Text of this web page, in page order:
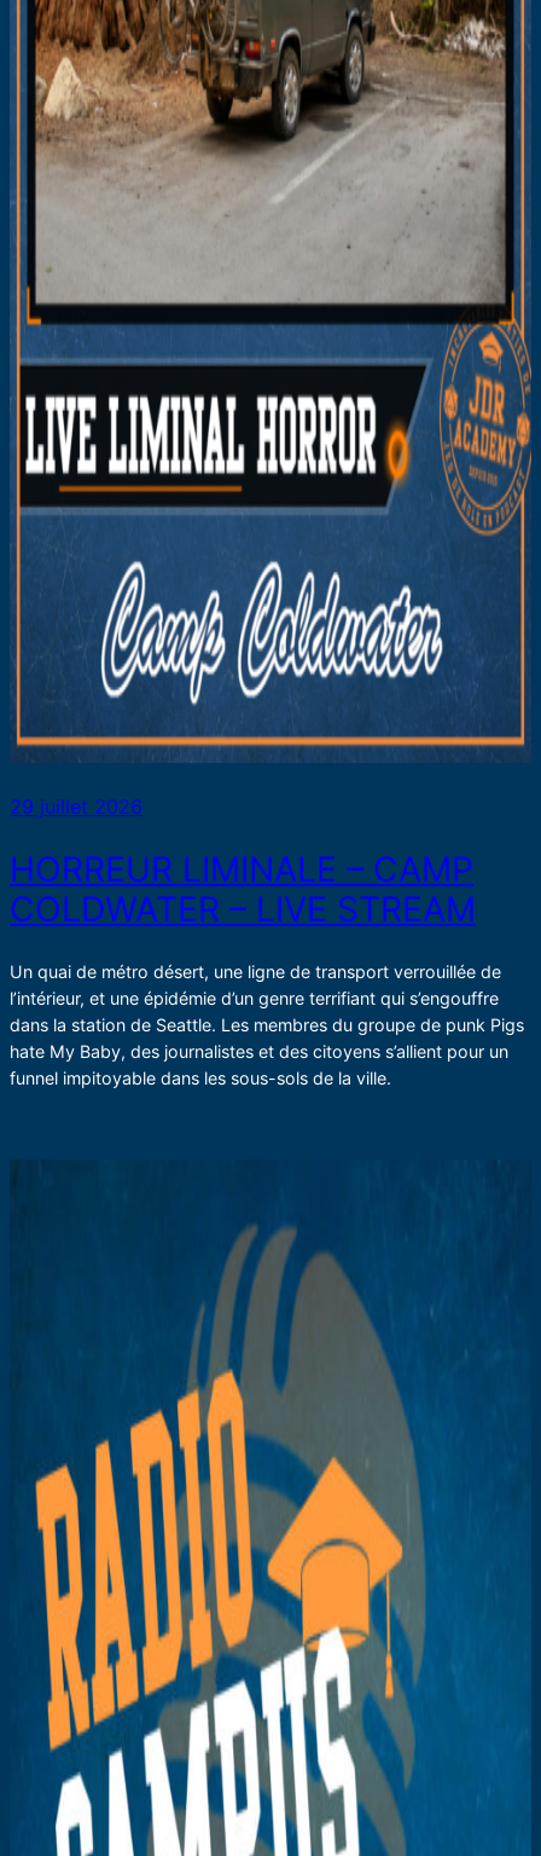
29 juillet 2026
HORREUR LIMINALE – CAMP
COLDWATER – LIVE STREAM
Un quai de métro désert, une ligne de transport verrouillée de
l’intérieur, et une épidémie d’un genre terrifiant qui s’engouffre
dans la station de Seattle. Les membres du groupe de punk Pigs
hate My Baby, des journalistes et des citoyens s’allient pour un
funnel impitoyable dans les sous-sols de la ville.